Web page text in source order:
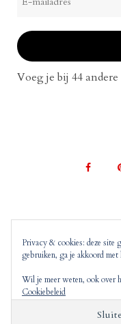
mailadres
Voeg je bij 44 andere
© 2022 Mom on
Privacyverklaring
‘monitized of
wanneer jij op
Privacy & cookies: deze site
gebruiken, ga je akkoord
Wil je meer weten, ook over
Cookiebeleid